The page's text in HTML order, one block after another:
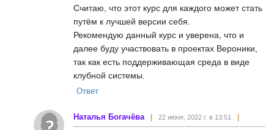
Считаю, что этот курс для каждого может стать
путём к лучшей версии себя.
Рекомендую данный курс и уверена, что и
далее буду участвовать в проектах Вероники,
так как есть поддерживающая среда в виде
клубной системы.
Ответ
Наталья Богачёва 22 июня, 2022 г. в 13:51